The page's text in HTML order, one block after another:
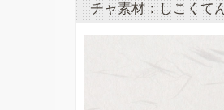
チャ素材：しこくて